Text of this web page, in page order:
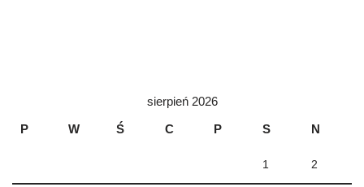
sierpień 2026
P
W Ś C P S N
1 2